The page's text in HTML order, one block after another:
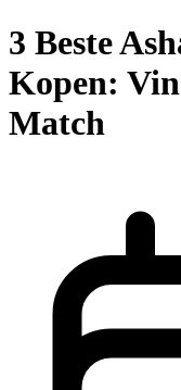
3 Beste
Kopen:
Match